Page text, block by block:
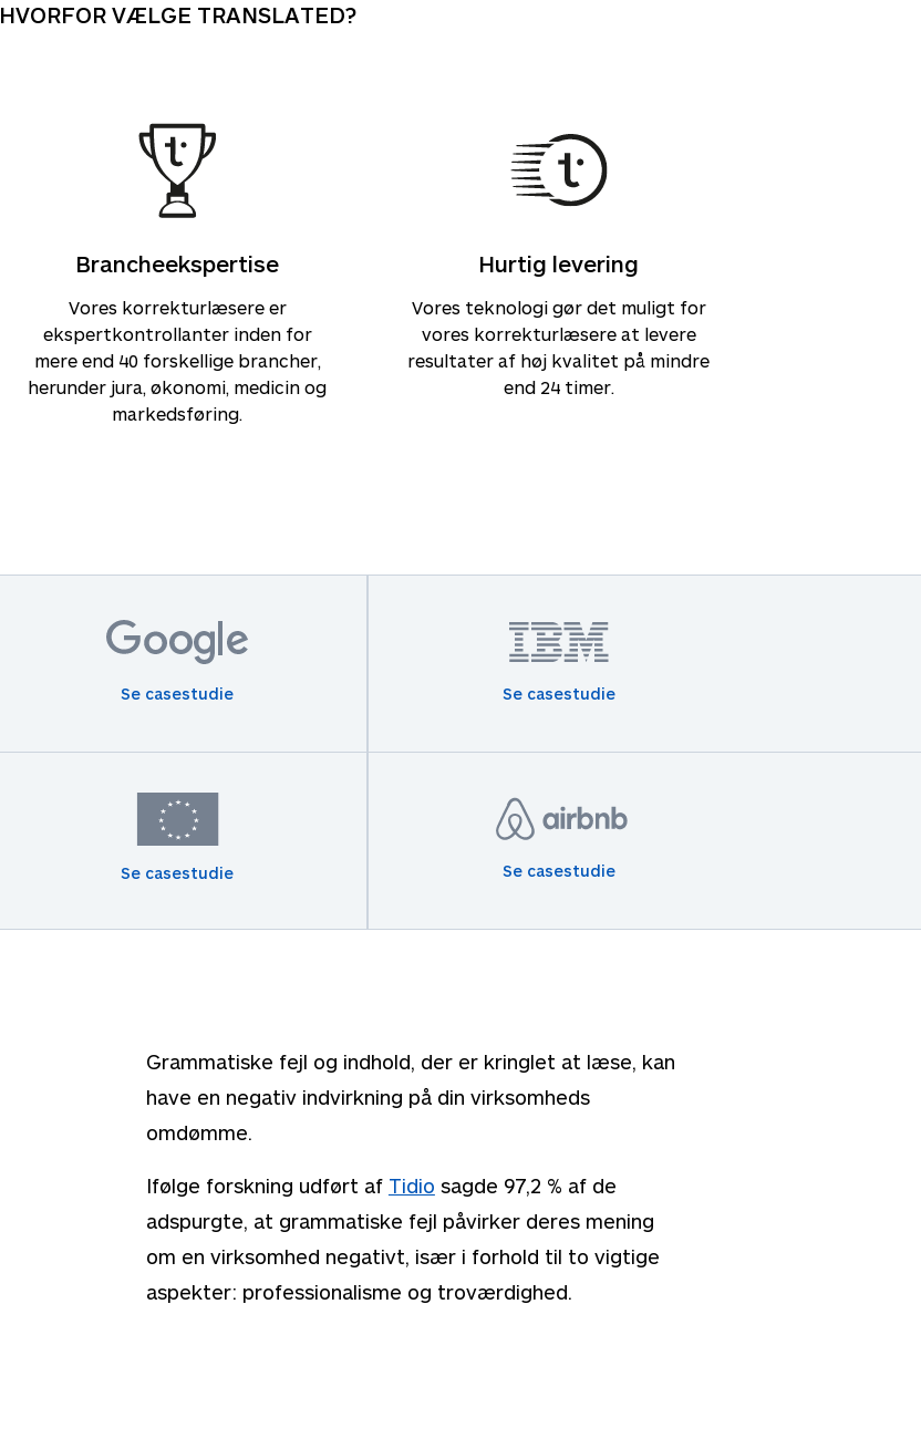
HVORFOR VÆLGE TRANSLATED?
Brancheekspertise
Vores korrekturlæsere er
ekspertkontrollanter inden for
mere end 40 forskellige brancher,
herunder jura, økonomi, medicin og
markedsføring.
Hurtig levering
Vores teknologi gør det muligt for
vores korrekturlæsere at levere
resultater af høj kvalitet på mindre
end 24 timer.
Se casestudie Se casestudie
Se casestudie Se casestudie
Grammatiske fejl og indhold, der er kringlet at læse, kan
have en negativ indvirkning på din virksomheds
omdømme.
Ifølge forskning udført af Tidio sagde 97,2 % af de
adspurgte, at grammatiske fejl påvirker deres mening
om en virksomhed negativt, især i forhold til to vigtige
aspekter: professionalisme og troværdighed.